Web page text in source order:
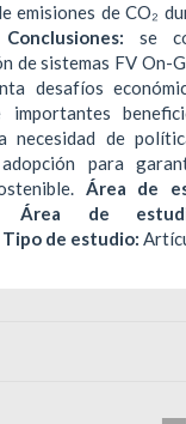
emisiones de CO₂
Conclusiones:se
de sistemas FV On-
desafíos
necesidad de
para
Área de
Área de
Tipo de estudio: